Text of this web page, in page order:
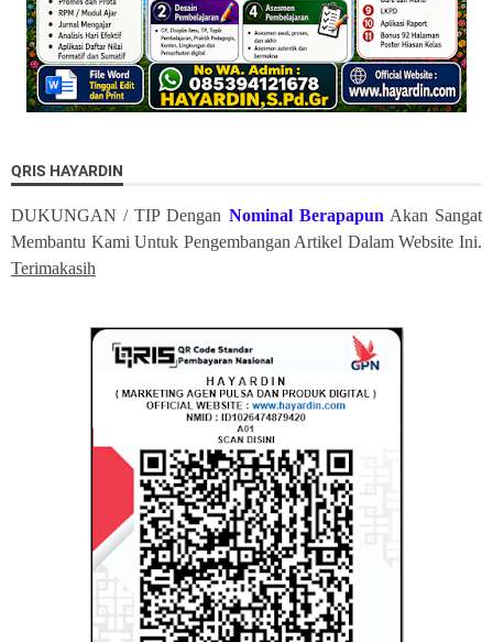
QRIS HAYARDIN
DUKUNGAN / TIP Dengan Nominal Berapapun Akan Sangat
Membantu Kami Untuk Pengembangan Artikel Dalam Website Ini.
Terimakasih